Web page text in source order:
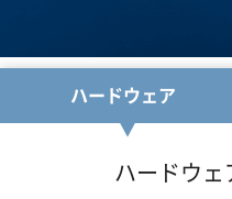
ハードウェア
ハードウェ